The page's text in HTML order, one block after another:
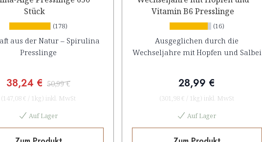
Stück
(178)
aus der Natur – Spirulina
Presslinge
38,24 € 50,99 €
(147,08 € / 1kg) inkl. MwSt
Auf Lager
Vitamin B6 Presslinge
(16)
Ausgeglichen durch die
Wechseljahre mit Hopfen und Salbei
28,99 €
(301,98 € / 1kg) inkl. MwSt
Auf Lager